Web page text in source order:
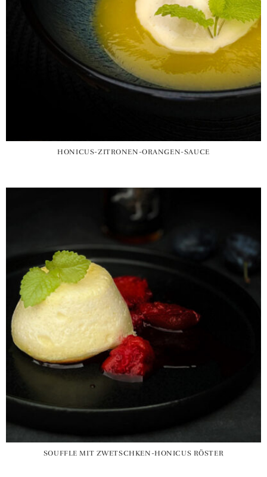
HONICUS-ZITRONEN-ORANGEN-SAUCE
SOUFFLE MIT ZWETSCHKEN-HONICUS RÖSTER